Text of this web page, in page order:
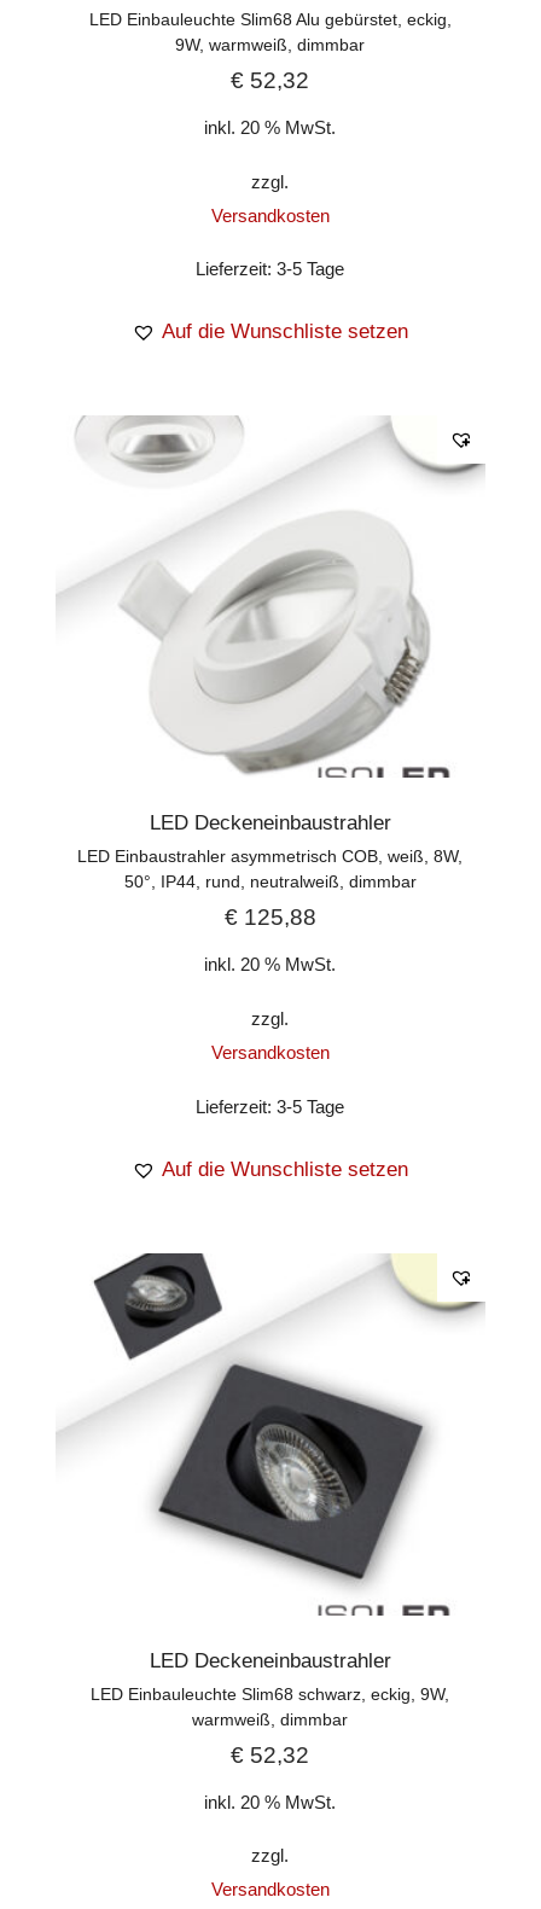
LED Einbauleuchte Slim68 Alu gebürstet, eckig,
9W, warmweiß, dimmbar
€ 52,32
inkl. 20 % MwSt.
zzgl.
Versandkosten
Lieferzeit:3-5 Tage
Auf die Wunschliste setzen
LED Deckeneinbaustrahler
LED Einbaustrahler asymmetrisch COB, weiß, 8W,
50°, IP44, rund, neutralweiß, dimmbar
€125,88
inkl. 20 % MwSt.
zzgl.
Versandkosten
Lieferzeit:3-5 Tage
Auf die Wunschliste setzen
LED Deckeneinbaustrahler
LED Einbauleuchte Slim68 schwarz, eckig, 9W,
warmweiß, dimmbar
€ 52,32
inkl. 20 % MwSt.
zzgl.
Versandkosten